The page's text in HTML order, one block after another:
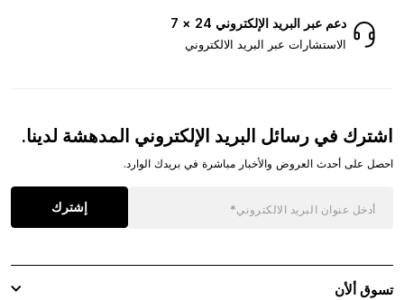
دعم عبر البريد الإلكتروني 24 × 7
الاستشارات عبر البريد الالكتروني
اشترك في رسائل البريد الإلكتروني المدهشة لدينا.
احصل على أحدث العروض والأخبار مباشرة في بريدك الوارد.
إشترك
تسوق ألأن